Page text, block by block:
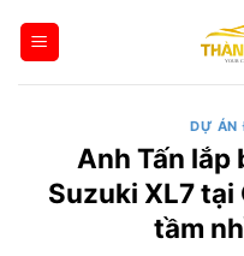
qua
DỰ ÁN
Anh Tấn lắp
Suzuki XL7 tại
tầm